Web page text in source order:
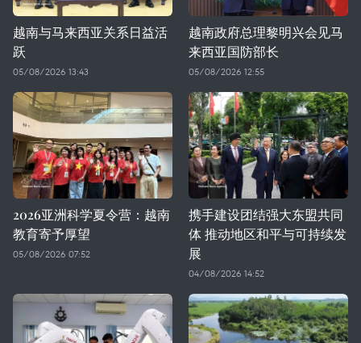
越南与马来西亚关系日益活
跃
05/08/2026 13:43
越南政府总理黎明兴会见马
来西亚国防部长
05/08/2026 12:55
2026亚洲科学夏令营：越南
教育寄予厚望
05/08/2026 07:52
携手建设团结强大东盟共同
体 推动地区和平与可持续发
展
04/08/2026 14:52